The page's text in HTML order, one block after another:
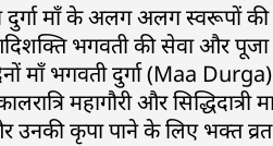
दुर्गा माँ के अलग अलग स्वरूपों
आदिशक्ति भगवती की सेवा और
माँ भगवती दुर्गा (Maa
महागौरी और
उनकी कृपा पाने के लिए भक्त